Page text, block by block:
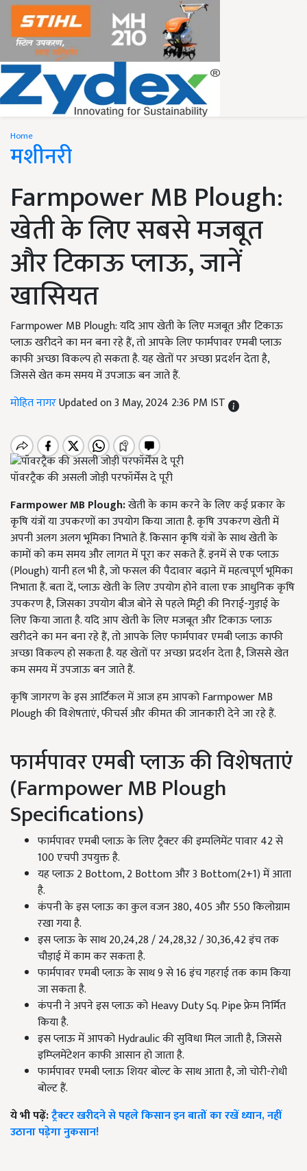
Home
मशीनरी
Farmpower MB Plough:
खेती के लिए सबसे मजबूत
और टिकाऊ प्लाऊ, जानें
खासियत
Farmpower MB Plough: यदि आप खेती के लिए मजबूत और टिकाऊ
प्लाऊ खरीदने का मन बना रहे हैं, तो आपके लिए फार्मपावर एमबी प्लाऊ
काफी अच्छा विकल्प हो सकता है. यह खेतों पर अच्छा प्रदर्शन देता है,
जिससे खेत कम समय में उपजाऊ बन जाते हैं.
मोहित नागरUpdated on 3 May, 2024 2:36 PM IST
पॉवरट्रैक की असली जोड़ी परफॉर्मेंस दे पूरी
Farmpower MB Plough:खेती के काम करने के लिए कई प्रकार के
कृषि यंत्रों या उपकरणों का उपयोग किया जाता है. कृषि उपकरण खेती में
अपनी अलग अलग भूमिका निभाते हैं. किसान कृषि यंत्रों के साथ खेती के
कामों को कम समय और लागत में पूरा कर सकते हैं. इनमें से एक प्लाऊ
(Plough) यानी हल भी है, जो फसल की पैदावार बढ़ाने में महत्वपूर्ण भूमिका
निभाता हैं. बता दें, प्लाऊ खेती के लिए उपयोग होने वाला एक आधुनिक कृषि
उपकरण है, जिसका उपयोग बीज बोने से पहले मिट्टी की निराई-गुड़ाई के
लिए किया जाता है. यदि आप खेती के लिए मजबूत और टिकाऊ प्लाऊ
खरीदने का मन बना रहे हैं, तो आपके लिए फार्मपावर एमबी प्लाऊ काफी
अच्छा विकल्प हो सकता है. यह खेतों पर अच्छा प्रदर्शन देता है, जिससे खेत
कम समय में उपजाऊ बन जाते हैं.
कृषि जागरण के इस आर्टिकल में आज हम आपको Farmpower MB
Plough की विशेषताएं, फीचर्स और कीमत की जानकारी देने जा रहे हैं.
फार्मपावर एमबी प्लाऊ की विशेषताएं
(Farmpower MB Plough
Specifications)
फार्मपावर एमबी प्लाऊ के लिए ट्रैक्टर की इम्पलिमेंट पावार 42 से
100 एचपी उपयुक्त है.
यह प्लाऊ 2 Bottom, 2 Bottom और 3 Bottom(2+1) में आता
है.
कंपनी के इस प्लाऊ का कुल वजन 380, 405 और 550 किलोग्राम
रखा गया है.
इस प्लाऊ के साथ 20,24,28 / 24,28,32 / 30,36,42 इंच तक
चौड़ाई में काम कर सकता है.
फार्मपावर एमबी प्लाऊ के साथ 9 से 16 इंच गहराई तक काम किया
जा सकता है.
कंपनी ने अपने इस प्लाऊ को Heavy Duty Sq. Pipe फ्रेम निर्मित
किया है.
इस प्लाऊ में आपको Hydraulic की सुविधा मिल जाती है, जिससे
इम्प्लिमेंटेशन काफी आसान हो जाता है.
फार्मपावर एमबी प्लाऊ शियर बोल्ट के साथ आता है, जो चोरी-रोधी
बोल्ट हैं.
ये भी पढ़ें:ट्रैक्टर खरीदने से पहले किसान इन बातों का रखें ध्यान, नहीं
उठाना पड़ेगा नुकसान!